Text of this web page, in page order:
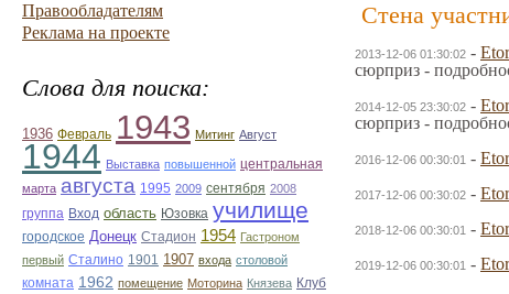
Правообладателям
Реклама на проекте
Слова для поиска:
1936 Февраль 1943 Митинг Август
1944 Выставка повышенной центральная
марта августа 1995 2009 сентября 2008
группа Вход область Юзовка училище
городское Донецк Стадион 1954 Гастроном
первый Сталино 1901 1907 входа столовой
комната 1962 помещение Моторина Князева Клуб
Стена
2013-12-06 01:30:02 -
сюрприз -
2014-12-05 23:30:02 -
сюрприз -
2016-12-06 00:30:01 -
2017-12-06 00:30:02 -
2018-12-06 00:30:01 -
2019-12-06 00:30:01 -